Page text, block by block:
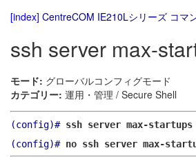
[index] CentreCOM IE210Lシリーズ コマ
ssh server max-
モード: グローバルコンフィグモード
カテゴリー: 運用・管理 / Secure Shell
(config)# ssh server max-startups
(config)# no ssh server max-